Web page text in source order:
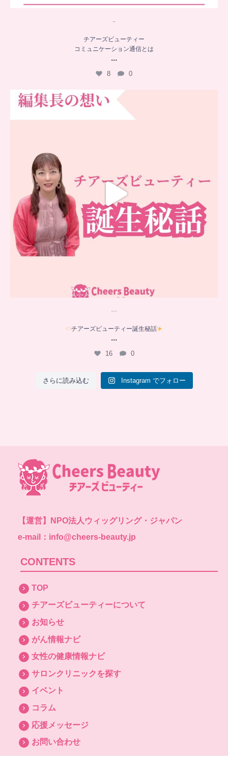
..
チアーズビューティー
コミュニケーション通信とは
...
8 0
チアーズビューティー誕生秘話
…
チアーズビューティー誕生秘話
...
16 0
さらに読み込む Instagram でフォロー
【運営】
NPO法人ウィッグリング・ジャパン
e-mail：info@cheers-beauty.jp
CONTENTS
TOP
チアーズビューティーについて
お知らせ
がん情報ナビ
女性の健康情報ナビ
サロンクリニックを探す
イベント
コラム
応援メッセージ
お問い合わせ